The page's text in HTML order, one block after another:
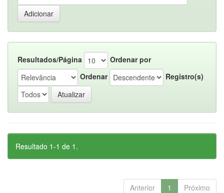
Resultados/Página
Ordenar por
Ordenar
Registro(s)
Resultado 1-1 de 1.
Anterior 1 Próximo